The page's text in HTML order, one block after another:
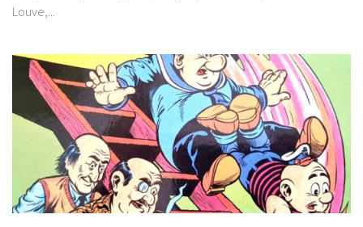
Louve,...